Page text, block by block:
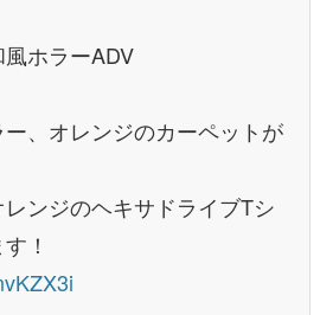
風ホラーADV
、オレンジのカーペットが
ンジのヘキサドライブTシ
！